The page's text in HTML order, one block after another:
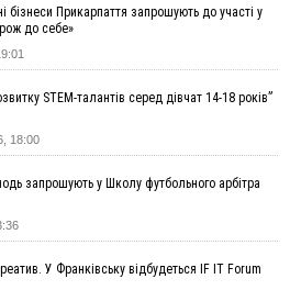
одиниці
вступників отримали
на бакалаврат у ВНЗ
тимчасово залишаться без газу
достатньому рівні. Франківець Лев
ФЛСУ зі стрибків на лижах,
Бухонка
чоловіка, який три дні
бізнеси Прикарпаття запрошують до участі у
до себе»
STEM-талантів серед дівчат 14-18 років”
18:00
запрошують у Школу футбольного арбітра
У Франківську відбудеться IF IT Forum